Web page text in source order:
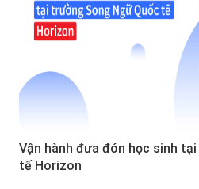
Vận hành đưa đón học sinh
tế Horizon